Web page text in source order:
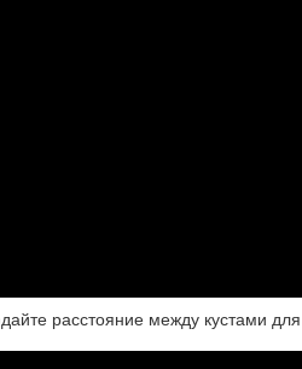
расстояние между кустами